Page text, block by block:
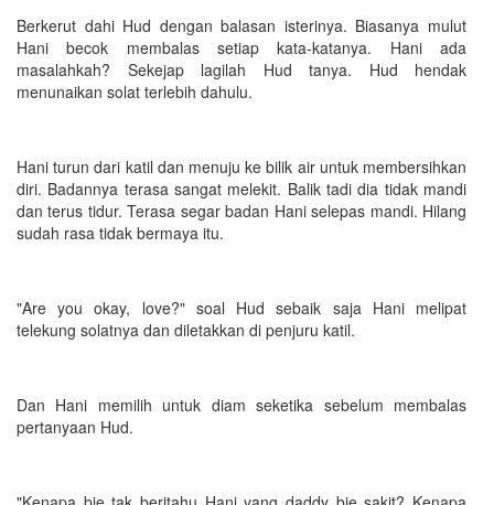
Berkerut dahi Hud dengan balasan isterinya. Biasanya mulut
Hani becok membalas setiap kata-katanya. Hani ada
masalahkah? Sekejap lagilah Hud tanya. Hud hendak
menunaikan solat terlebih dahulu.
Hani turun dari katil dan menuju ke bilik air untuk membersihkan
diri. Badannya terasa sangat melekit. Balik tadi dia tidak mandi
dan terus tidur. Terasa segar badan Hani selepas mandi. Hilang
sudah rasa tidak bermaya itu.
"Are you okay, love?" soal Hud sebaik saja Hani melipat
telekung solatnya dan diletakkan di penjuru katil.
Dan Hani memilih untuk diam seketika sebelum membalas
pertanyaan Hud.